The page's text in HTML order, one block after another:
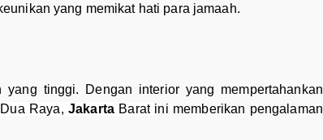
yang memikat hati para jamaah.
tinggi. Dengan interior yang mempertahankan
Dua Raya,JakartaBarat ini memberikan pengalaman